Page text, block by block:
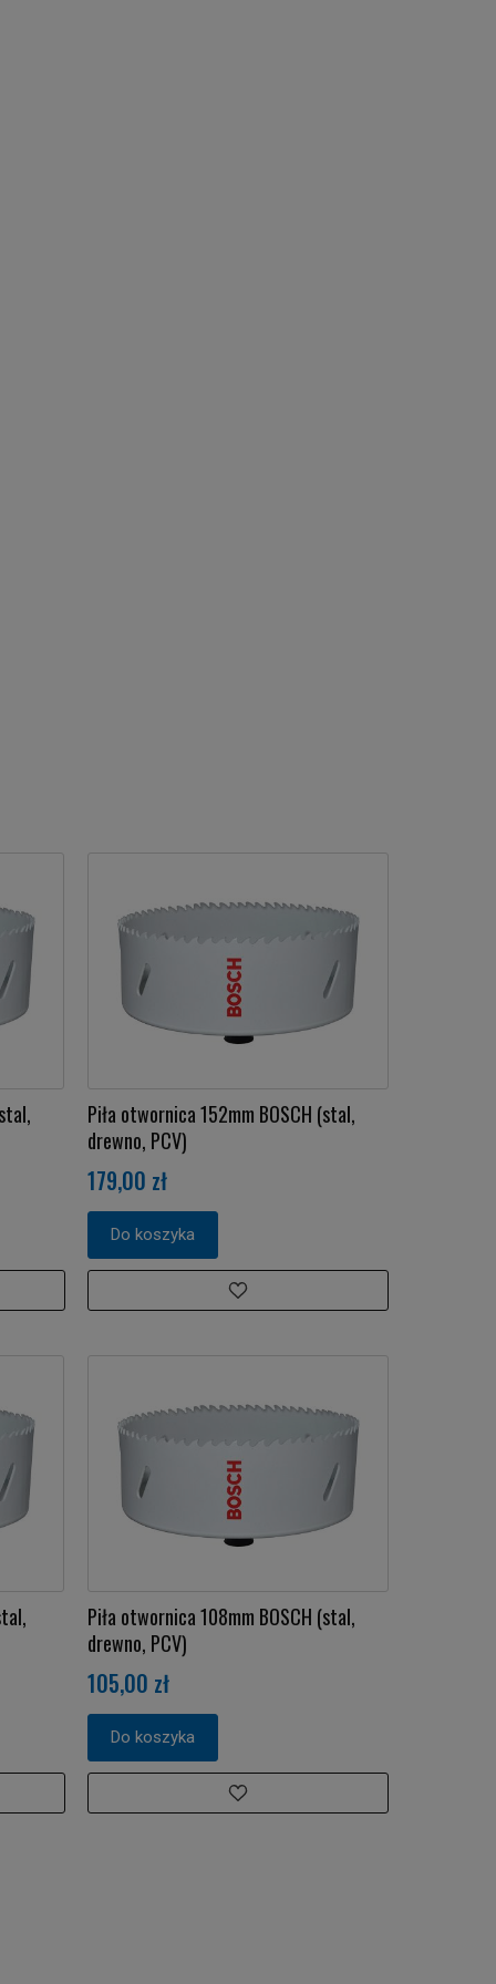
Piła otwornica 152mm BOSCH (stal,
drewno, PCV)
179,00 zł
Do koszyka
Piła otwornica 108mm BOSCH (stal,
drewno, PCV)
105,00 zł
Do koszyka